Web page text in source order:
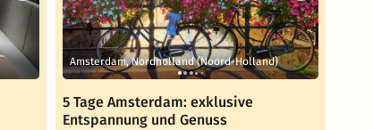
Amsterdam, Nordholland (Noord-Holland)
5 Tage Amsterdam: exklusive
Entspannung und Genuss